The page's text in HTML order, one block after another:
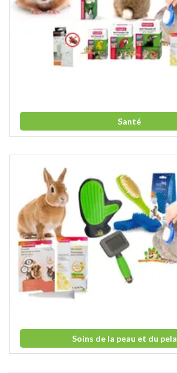
Santé
Soins de la peau et du